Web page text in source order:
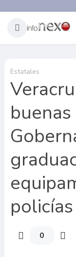
Estatales
0